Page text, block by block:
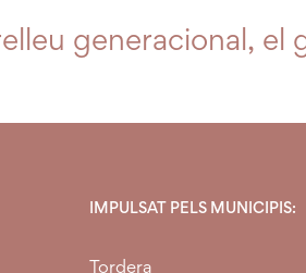
segueixen amb
generacional, el
IMPULSAT PELS MUNICIPIS:
Tordera